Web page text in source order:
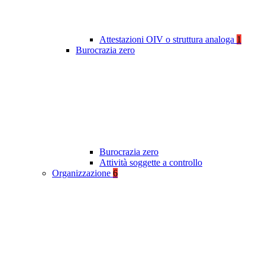
Attestazioni OIV o struttura analoga 1
Burocrazia zero
Burocrazia zero
Attività soggette a controllo
Organizzazione 6